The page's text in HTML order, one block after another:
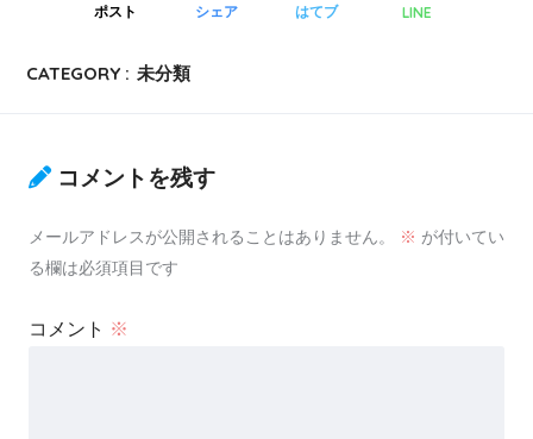
ポスト シェア はてブ LINE
CATEGORY : 未分類
コメントを残す
メールアドレスが公開されることはありません。 ※ が付いてい
る欄は必須項目です
コメント ※